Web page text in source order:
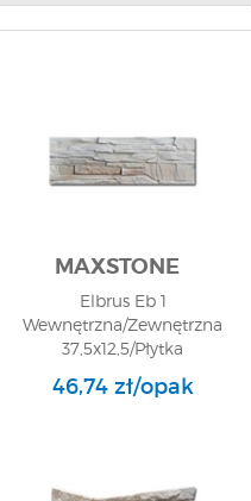
MAXSTONE
Elbrus Eb 1
Wewnętrzna/Zewnętrzna
37,5x12,5/Płytka
Elewacyjna/GAT 1
46,74 zł/opak